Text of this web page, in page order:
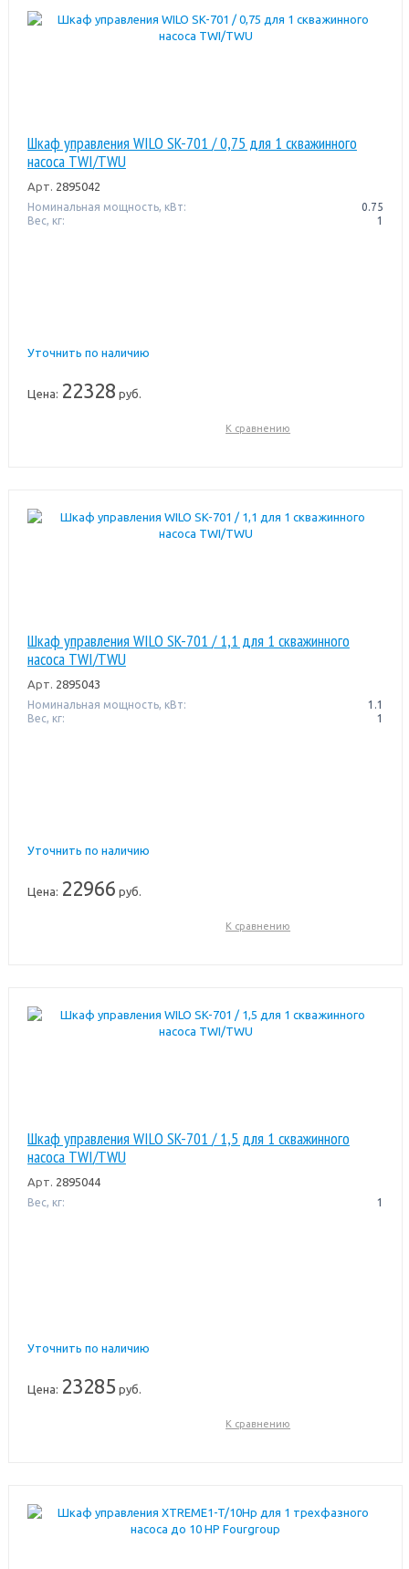
Шкаф управления WILO SK-701 / 0,75 для 1 скважинного
насоса TWI/TWU
Арт. 2895042
Номинальная мощность, кВт:
0.75
Вес, кг:
1
Уточнить по наличию
Цена: 22328 руб.
К сравнению
Шкаф управления WILO SK-701 / 1,1 для 1 скважинного
насоса TWI/TWU
Арт. 2895043
Номинальная мощность, кВт:
1.1
Вес, кг:
1
Уточнить по наличию
Цена: 22966 руб.
К сравнению
Шкаф управления WILO SK-701 / 1,5 для 1 скважинного
насоса TWI/TWU
Арт. 2895044
Вес, кг: 1
Уточнить по наличию
Цена: 23285 руб.
К сравнению